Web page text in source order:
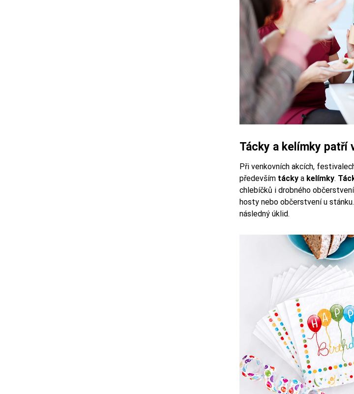
Tácky a kelímky patří
Při venkovních akcích,
především tácky a kelímky.
chlebíčků i drobného
hosty nebo občerstvení u
následný úklid.